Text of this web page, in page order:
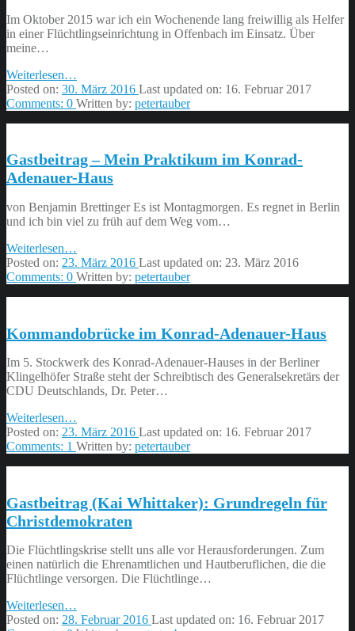
du
noch
hast!“”
Im Oktober 2015 war ich ein Wochenende lang freiwillig als Helfer
in einer Flüchtlingseinrichtung in Offenbach im Einsatz. Über
meine…
Weiterlesen
von
Flüchtlingen
ein
Besuch”
…
Posted on: 30. März 2016 Last updated on: 16. Februar 2017
Comments: 0 Written by: petertauber
Gastbeitrag – Mein Praktikum im Konrad-
Adenauer-Haus
von Benjamin Brettinger Es ist Montagmorgen. Es regnet in Berlin
und ich bin viel zu früh auf dem Weg vom…
Weiterlesen
–
Mein
Adenauer-
…
Posted on: 23. März 2016 Last updated on: 23. März 2016
Comments: 0 Written by: petertauber
Kommandobrücke im Konrad-Adenauer-Haus
Im 5. Stockwerk des Konrad-Adenauer-Hauses in der Berliner
Klingelhöfer Straße steht der Schreibtisch des Generalsekretärs der
CDU Deutschlands, Dr. Peter…
Weiterlesen
im
Konrad-
…
Posted on: 23. März 2016 Last updated on: 16. Februar 2017
Comments: 1 Written by: petertauber
Gastbeitrag (Kai Whittaker): Grundregeln für
Christdemokraten
Die Flüchtlingskrise stellt uns alle vor Herausforderungen. Zum
einen natürlich die Ehrenamtlichen und Hautberuflichen, die die
Flüchtlinge versorgen. Die Flüchtlinge…
Weiterlesen
(Kai
…
Posted on: 28. Februar 2016 Last updated on: 16. Februar 2017